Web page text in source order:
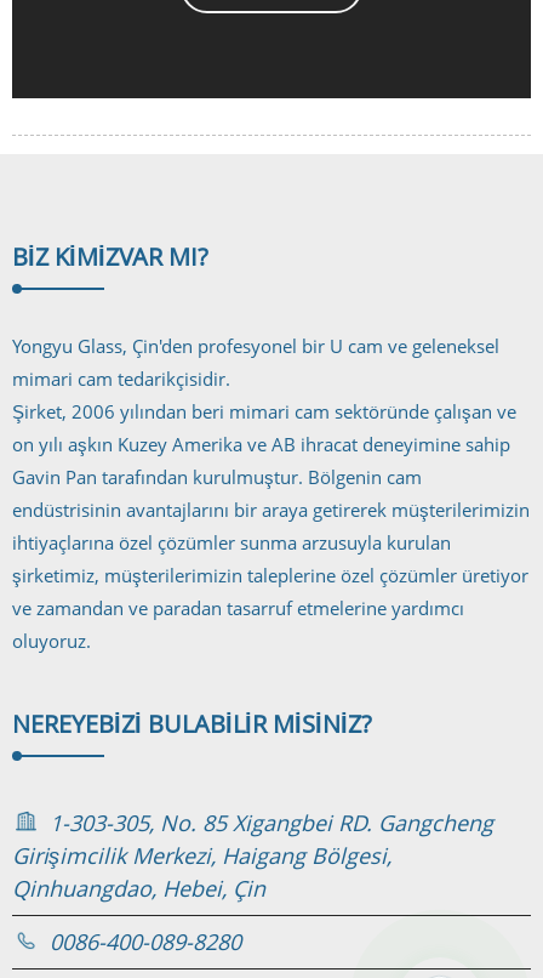
BIZ KIMIZVAR MI?
Yongyu Glass, Çin'den profesyonel bir U cam ve geleneksel
mimari cam tedarikçisidir.
Şirket, 2006 yılından beri mimari cam sektöründe çalışan ve
on yılı aşkın Kuzey Amerika ve AB ihracat deneyimine sahip
Gavin Pan tarafından kurulmuştur. Bölgenin cam
endüstrisinin avantajlarını bir araya getirerek müşterilerimizin
ihtiyaçlarına özel çözümler sunma arzusuyla kurulan
şirketimiz, müşterilerimizin taleplerine özel çözümler üretiyor
ve zamandan ve paradan tasarruf etmelerine yardımcı
oluyoruz.
NEREYEBIZI BULABILIR MISINIZ?
1-303-305, No. 85 Xigangbei RD. Gangcheng
Girişimcilik Merkezi, Haigang Bölgesi,
Qinhuangdao, Hebei, Çin
0086-400-089-8280